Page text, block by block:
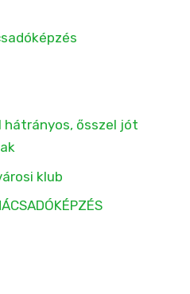
ősszel jót
klub